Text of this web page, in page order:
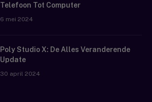
Telefoon Tot Computer
6 mei 2024
Poly Studio X: De Alles Veranderende
Update
30 april 2024